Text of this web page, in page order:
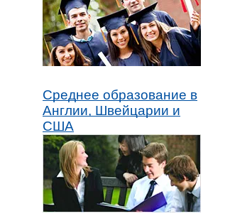
Среднее образование в
Англии, Швейцарии и
США